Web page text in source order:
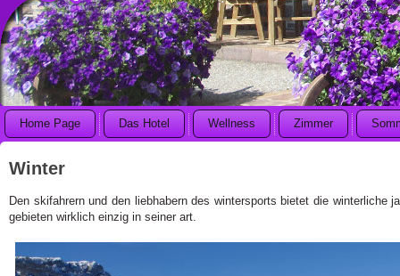
Home Page Das Hotel Wellness Zimmer
Winter
Den skifahrern und den liebhabern des wintersports bietet die
gebieten wirklich einzig in seiner art.